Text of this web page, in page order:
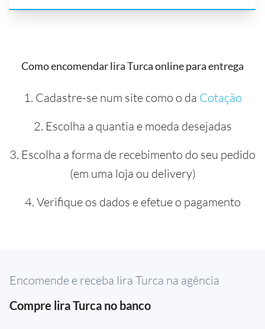
Como encomendar lira Turca online para entrega
1. Cadastre-se num site como o da Cotação
2. Escolha a quantia e moeda desejadas
3. Escolha a forma de recebimento do seu pedido
(em uma loja ou delivery)
4. Verifique os dados e efetue o pagamento
Encomende e receba lira Turca na agência
Compre lira Turca no banco